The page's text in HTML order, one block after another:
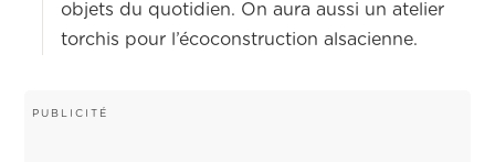
objets du quotidien. On aura aussi un atelier
torchis pour l’écoconstruction alsacienne.